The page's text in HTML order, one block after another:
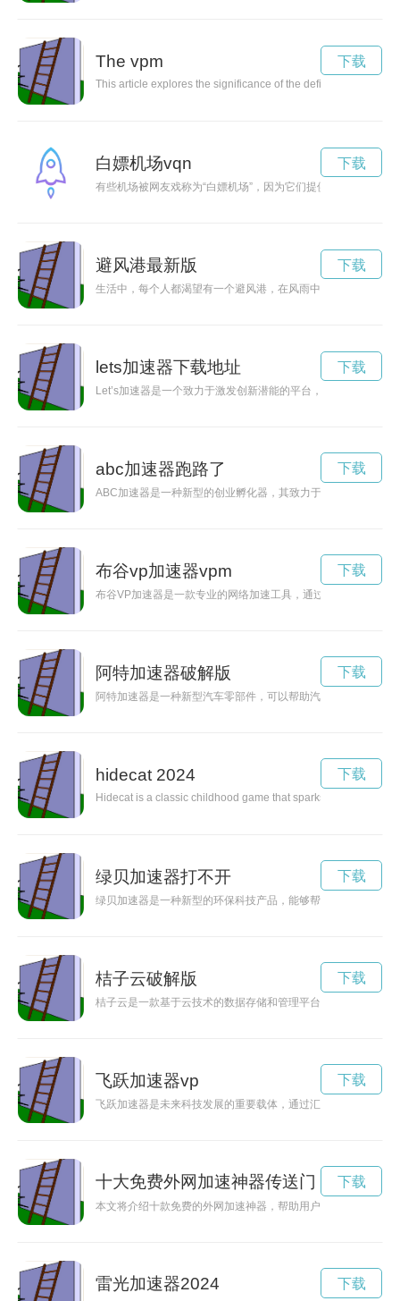
The vpm
This article explores the significance of the definite article
下载
白嫖机场vqn
有些机场被网友戏称为“白嫖机场”，因为它们提供着各种免费
下载
避风港最新版
生活中，每个人都渴望有一个避风港，在风雨中给予温暖和保
下载
lets加速器下载地址
Let’s加速器是一个致力于激发创新潜能的平台，它为创业者提
下载
abc加速器跑路了
ABC加速器是一种新型的创业孵化器，其致力于帮助创业者克
下载
布谷vp加速器vpm
布谷VP加速器是一款专业的网络加速工具，通过加速网络连接
下载
阿特加速器破解版
阿特加速器是一种新型汽车零部件，可以帮助汽车更高效地利
下载
hidecat 2024
Hidecat is a classic childhood game that sparks joy and
下载
绿贝加速器打不开
绿贝加速器是一种新型的环保科技产品，能够帮助企业加速绿
下载
桔子云破解版
桔子云是一款基于云技术的数据存储和管理平台，通过强大的
下载
飞跃加速器vp
飞跃加速器是未来科技发展的重要载体，通过汇集优秀的创新
下载
十大免费外网加速神器传送门
本文将介绍十款免费的外网加速神器，帮助用户解决网络延迟
下载
雷光加速器2024 下载